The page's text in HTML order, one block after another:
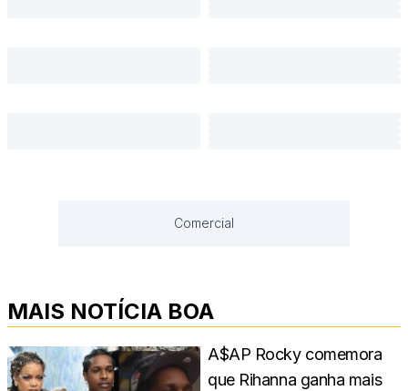
Comercial
MAIS NOTÍCIA BOA
A$AP Rocky comemora
que Rihanna ganha mais